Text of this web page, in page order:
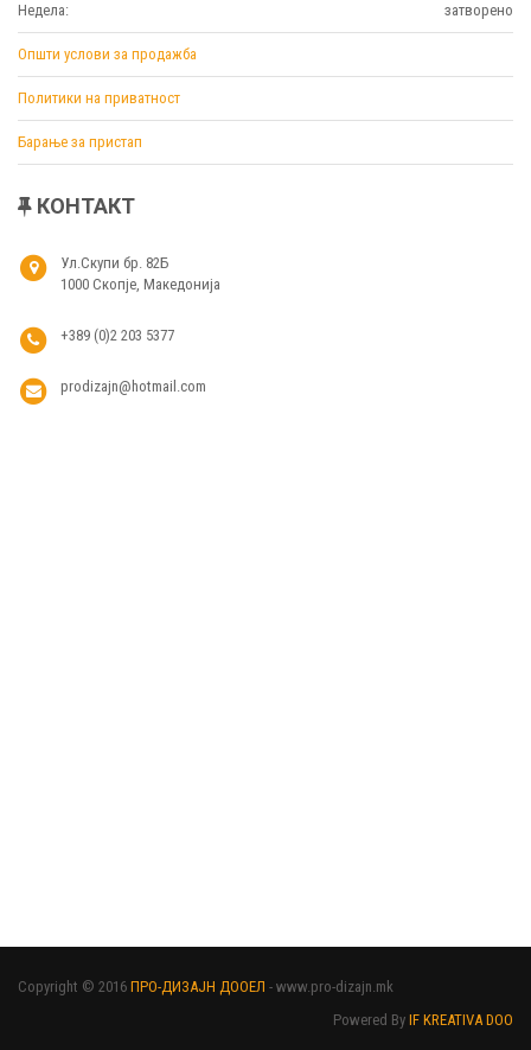
Недела: затворено
Општи услови за продажба
Политики на приватност
Барање за пристап
КОНТАКТ
Ул.Скупи бр. 82Б
1000 Скопје, Македонија
+389 (0)2 203 5377
prodizajn@hotmail.com
Copyright © 2016 ПРО-ДИЗАЈН ДООЕЛ - www.pro-dizajn.mk
Powered By IF KREATIVA DOO